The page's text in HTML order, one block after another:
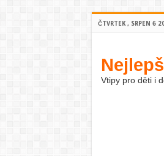
ČTVRTEK , SRPEN 6
Vtipy pro děti i